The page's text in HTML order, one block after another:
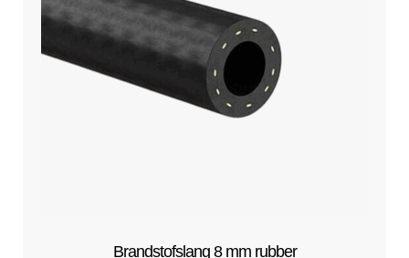
Brandstofslang 8 mm rubber